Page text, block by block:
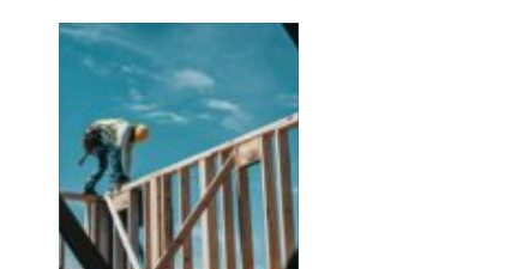
Stockholmsområdet
använder Volvo Penta,
just eftersom motorerna
är driftsäkra och
anpassade för nordiska
förhållanden. Men ...